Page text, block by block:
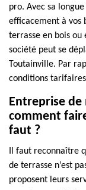
pro. Avec sa
efficacement à vos
terrasse en bois ou
société peut se
Toutainville. Par
conditions
Entreprise de
comment
faut ?
Il faut reconnaître
de terrasse n’est
proposent leurs